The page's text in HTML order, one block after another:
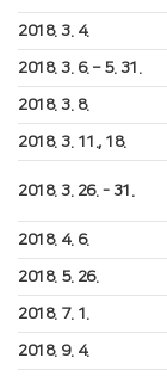
2018. 3. 4.
2018. 3. 6. – 5. 31.
2018. 3. 8.
2018. 3. 11., 18.
2018. 3. 26. - 31.
2018. 4. 6.
2018. 5. 26.
2018. 7. 1.
2018. 9. 4.